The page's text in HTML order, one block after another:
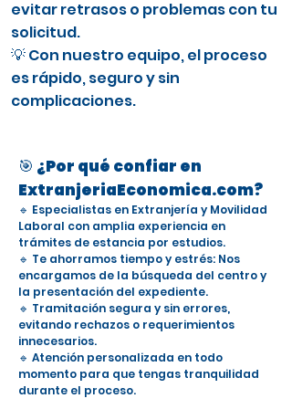
evitar retrasos o problemas con tu
solicitud.
💡 Con nuestro equipo, el proceso
es rápido, seguro y sin
complicaciones.
🎯 ¿Por qué confiar en
ExtranjeriaEconomica.com?
🔹 Especialistas en Extranjería y Movilidad
Laboral con amplia experiencia en
trámites de estancia por estudios.
🔹 Te ahorramos tiempo y estrés: Nos
encargamos de la búsqueda del centro y
la presentación del expediente.
🔹 Tramitación segura y sin errores,
evitando rechazos o requerimientos
innecesarios.
🔹 Atención personalizada en todo
momento para que tengas tranquilidad
durante el proceso.